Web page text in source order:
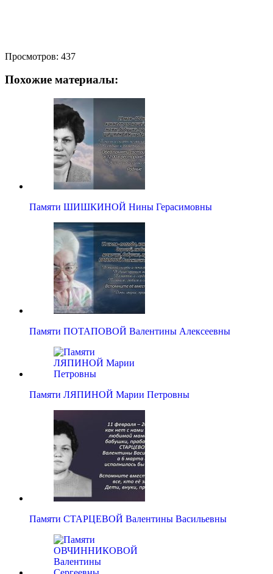
Просмотров: 437
Похожие материалы:
Памяти ШИШКИНОЙ Нины Герасимовны
Памяти ПОТАПОВОЙ Валентины Алексеевны
Памяти ЛЯПИНОЙ Марии Петровны
Памяти СТАРЦЕВОЙ Валентины Васильевны